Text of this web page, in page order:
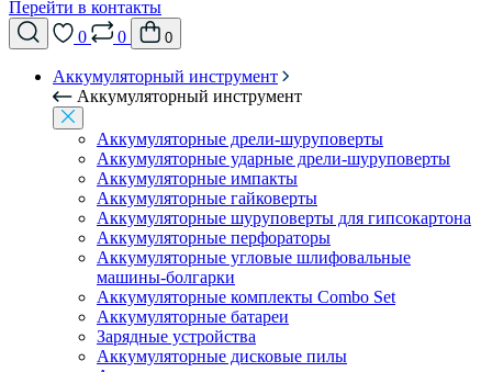
Перейти в контакты
0
0 0
Аккумуляторный инструмент
Аккумуляторный инструмент
Аккумуляторные дрели-шуруповерты
Аккумуляторные ударные дрели-шуруповерты
Аккумуляторные импакты
Аккумуляторные гайковерты
Аккумуляторные шуруповерты для гипсокартона
Аккумуляторные перфораторы
Аккумуляторные угловые шлифовальные
машины-болгарки
Аккумуляторные комплекты Combo Set
Аккумуляторные батареи
Зарядные устройства
Аккумуляторные дисковые пилы